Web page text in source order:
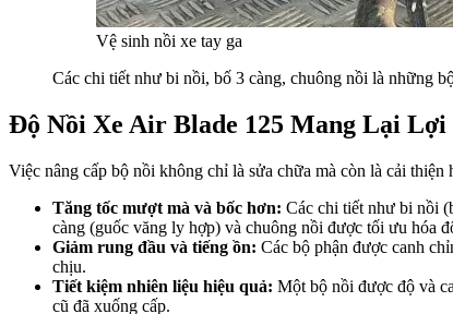
Vệ sinh nồi xe tay ga
Các chi tiết như bi nồi, bố 3 càng, chuông nồi là những
Độ Nồi Xe Air Blade 125 Mang Lại
Việc nâng cấp bộ nồi không chỉ là sửa chữa mà còn là cải
Tăng tốc mượt mà và bốc hơn: Các chi tiết như bi nồi
càng (guốc văng ly hợp) và chuông nồi được tối ưu hóa
Giảm rung đầu và tiếng ồn: Các bộ phận được canh
chịu.
Tiết kiệm nhiên liệu hiệu quả: Một bộ nồi được độ và
cũ đã xuống cấp.